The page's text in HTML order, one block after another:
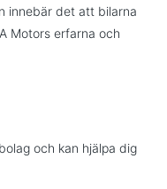
innebär det att bilarna
Motors erfarna och
och kan hjälpa dig